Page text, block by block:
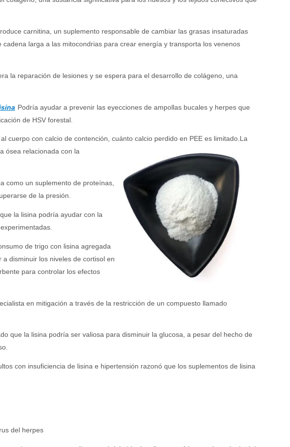
carnitina, un suplemento responsable de cambiar las grasas insaturadas
larga a las mitocondrias para crear energía y transporta los venenos
la reparación de lesiones y se espera para el desarrollo de colágeno, una
Podría ayudar a prevenir las eyecciones de ampollas bucales y herpes que
de HSV forestal.
cuerpo con calcio de contención, cuánto calcio perdido en PEE es limitado.La
ósea relacionada con la
como un suplemento de proteínas,
de la presión.
la lisina podría ayudar con la
de trigo con lisina agregada
disminuir los niveles de cortisol en
para controlar los efectos
en mitigación a través de la restricción de un compuesto llamado
que la lisina podría ser valiosa para disminuir la glucosa, a pesar del hecho de
con insuficiencia de lisina e hipertensión razonó que los suplementos de lisina
del herpes